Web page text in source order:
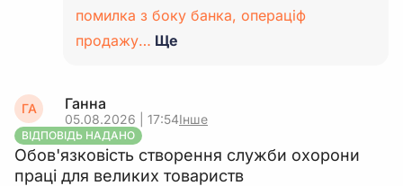
помилка з боку банка, операціф
продажу… Ще
ГА Ганна
05.08.2026 | 17:54Інше
ВІДПОВІДЬ НАДАНО
Обов'язковість створення служби охорони
праці для великих товариств